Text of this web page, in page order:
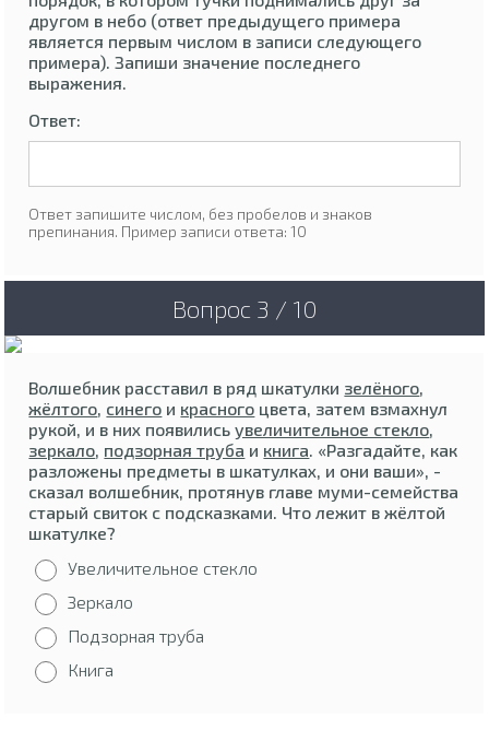
другом в небо (ответ предыдущего примера
является первым числом в записи следующего
примера). Запиши значение последнего
выражения.
Ответ:
Ответ запишите числом, без пробелов и знаков
препинания. Пример записи ответа: 10
Вопрос 3 / 10
Волшебник расставил в ряд шкатулки зелёного,
жёлтого, синего и красного цвета, затем взмахнул
рукой, и в них появилисьувеличительное стекло,
зеркало, подзорная труба и книга. «Разгадайте, как
разложены предметы в шкатулках, и они ваши», -
сказал волшебник, протянув главе муми-семейства
старый свиток с подсказками. Что лежит в жёлтой
шкатулке?
Увеличительное стекло
Зеркало
Подзорная труба
Книга